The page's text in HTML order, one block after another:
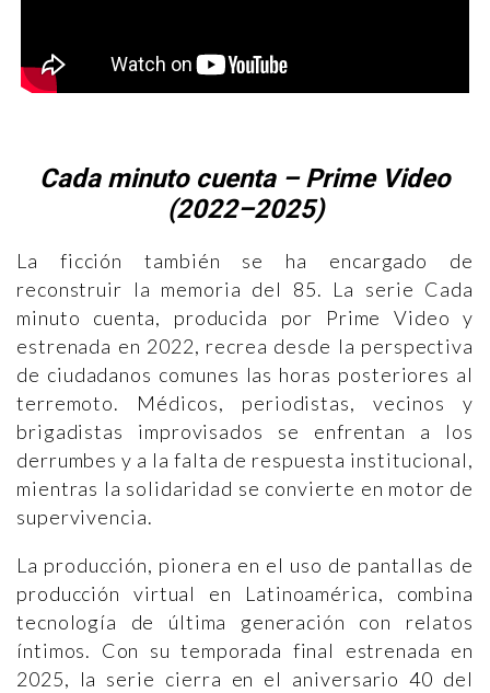
Cada minuto cuenta – Prime Video
(2022–2025)
La ficción también se ha encargado de
reconstruir la memoria del 85. La serie Cada
minuto cuenta, producida por Prime Video y
estrenada en 2022, recrea desde la perspectiva
de ciudadanos comunes las horas posteriores al
terremoto. Médicos, periodistas, vecinos y
brigadistas improvisados se enfrentan a los
derrumbes y a la falta de respuesta institucional,
mientras la solidaridad se convierte en motor de
supervivencia.
La producción, pionera en el uso de pantallas de
producción virtual en Latinoamérica, combina
tecnología de última generación con relatos
íntimos. Con su temporada final estrenada en
2025, la serie cierra en el aniversario 40 del